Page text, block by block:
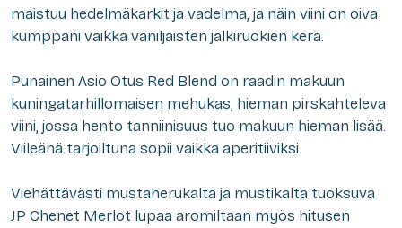
maistuu hedelmäkarkit ja vadelma, ja näin viini on oiva
kumppani vaikka vaniljaisten jälkiruokien kera.
Punainen Asio Otus Red Blend on raadin makuun
kuningatarhillomaisen mehukas, hieman pirskahteleva
viini, jossa hento tanniinisuus tuo makuun hieman lisää.
Viileänä tarjoiltuna sopii vaikka aperitiiviksi.
Viehättävästi mustaherukalta ja mustikalta tuoksuva
JP Chenet Merlot lupaa aromiltaan myös hitusen